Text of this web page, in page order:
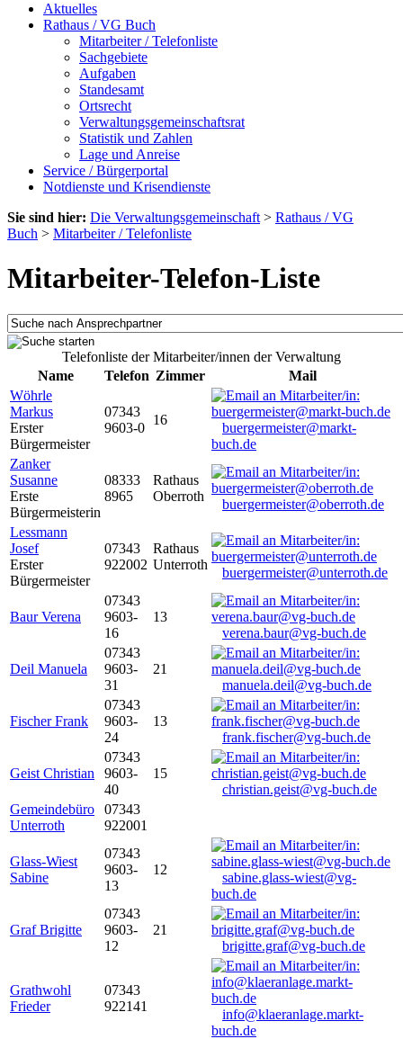
Aktuelles
Rathaus / VG Buch
Mitarbeiter / Telefonliste
Sachgebiete
Aufgaben
Standesamt
Ortsrecht
Verwaltungsgemeinschaftsrat
Statistik und Zahlen
Lage und Anreise
Service / Bürgerportal
Notdienste und Krisendienste
Sie sind hier: Die Verwaltungsgemeinschaft > Rathaus / VG
Buch > Mitarbeiter / Telefonliste
Mitarbeiter-Telefon-Liste
Telefonliste der Mitarbeiter/innen der Verwaltung
Name
Telefon Zimmer
Mail
Wöhrle
Markus
Erster
Bürgermeister
07343
9603-0
16
buergermeister@markt-
buch.de
Zanker
Susanne
Erste
Bürgermeisterin
08333
8965
Rathaus
Oberroth
buergermeister@oberroth.de
Lessmann
Josef
Erster
Bürgermeister
07343
922002
Rathaus
Unterroth
buergermeister@unterroth.de
Baur Verena
07343
9603-
16
13
verena.baur@vg-buch.de
Deil Manuela
07343
9603-
31
21
manuela.deil@vg-buch.de
Fischer Frank
07343
9603-
24
13
frank.fischer@vg-buch.de
Geist Christian
07343
9603-
40
15
christian.geist@vg-buch.de
Gemeindebüro
Unterroth
07343
922001
Glass-Wiest
Sabine
07343
9603-
13
12
sabine.glass-wiest@vg-
buch.de
Graf Brigitte
07343
9603-
12
21
brigitte.graf@vg-buch.de
Grathwohl
Frieder
07343
922141
info@klaeranlage.markt-
buch.de